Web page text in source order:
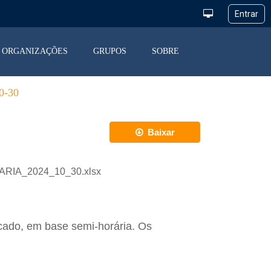
ORGANIZAÇÕES GRUPOS SOBRE
30
Baixar
em base semi-horária. Os